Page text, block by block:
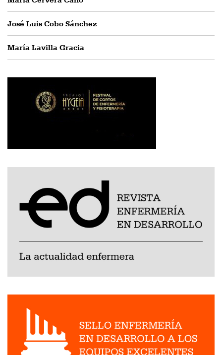
José Luis Cobo Sánchez
María Lavilla Gracia